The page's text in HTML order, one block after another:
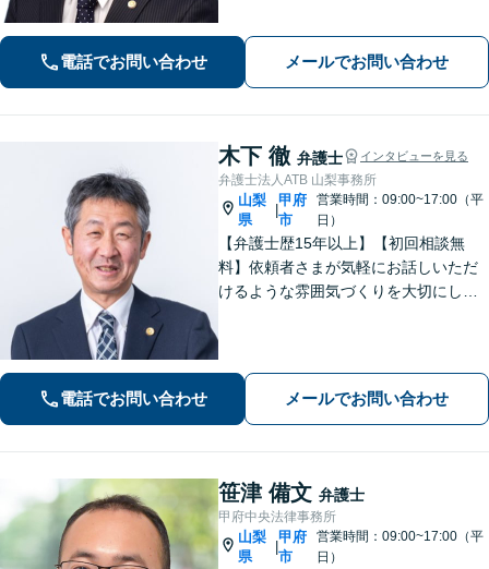
し、最善の解決策をご提案いたしま
す。【休日・夜間面談可】【オンライ
ン面談可】
電話でお問い合わせ メールでお問い合わせ
木下 徹 弁護士 インタビューを見る
弁護士法人ATB 山梨事務所
山梨
県
|
甲府
市
営業時間：09:00~17:00（平
日）
【弁護士歴15年以上】【初回相談無
料】依頼者さまが気軽にお話しいただ
けるような雰囲気づくりを大切にして
い。【電話・メール・WEB相談可】
電話でお問い合わせ メールでお問い合わせ
笹津 備文 弁護士
甲府中央法律事務所
山梨
県
|
甲府
市
営業時間：09:00~17:00（平
日）